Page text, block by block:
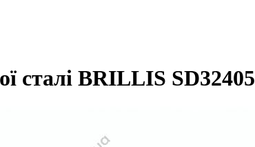
сталі BRILLIS SD32405